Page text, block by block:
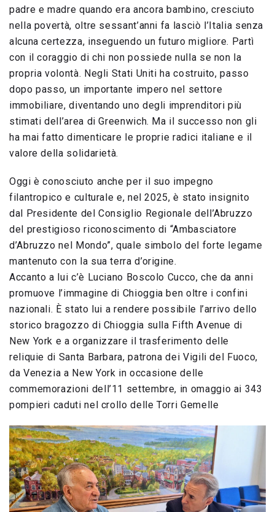
padre e madre quando era ancora bambino, cresciuto
nella povertà, oltre sessant’anni fa lasciò l’Italia senza
alcuna certezza, inseguendo un futuro migliore. Partì
con il coraggio di chi non possiede nulla se non la
propria volontà. Negli Stati Uniti ha costruito, passo
dopo passo, un importante impero nel settore
immobiliare, diventando uno degli imprenditori più
stimati dell’area di Greenwich. Ma il successo non gli
ha mai fatto dimenticare le proprie radici italiane e il
valore della solidarietà.
Oggi è conosciuto anche per il suo impegno
filantropico e culturale e, nel 2025, è stato insignito
dal Presidente del Consiglio Regionale dell’Abruzzo
del prestigioso riconoscimento di “Ambasciatore
d’Abruzzo nel Mondo”, quale simbolo del forte legame
mantenuto con la sua terra d’origine.
Accanto a lui c’è Luciano Boscolo Cucco, che da anni
promuove l’immagine di Chioggia ben oltre i confini
nazionali. È stato lui a rendere possibile l’arrivo dello
storico bragozzo di Chioggia sulla Fifth Avenue di
New York e a organizzare il trasferimento delle
reliquie di Santa Barbara, patrona dei Vigili del Fuoco,
da Venezia a New York in occasione delle
commemorazioni dell’11 settembre, in omaggio ai 343
pompieri caduti nel crollo delle Torri Gemelle